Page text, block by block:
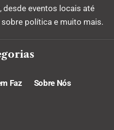
desde eventos locais até
política e muito mais.
Faz Sobre Nós